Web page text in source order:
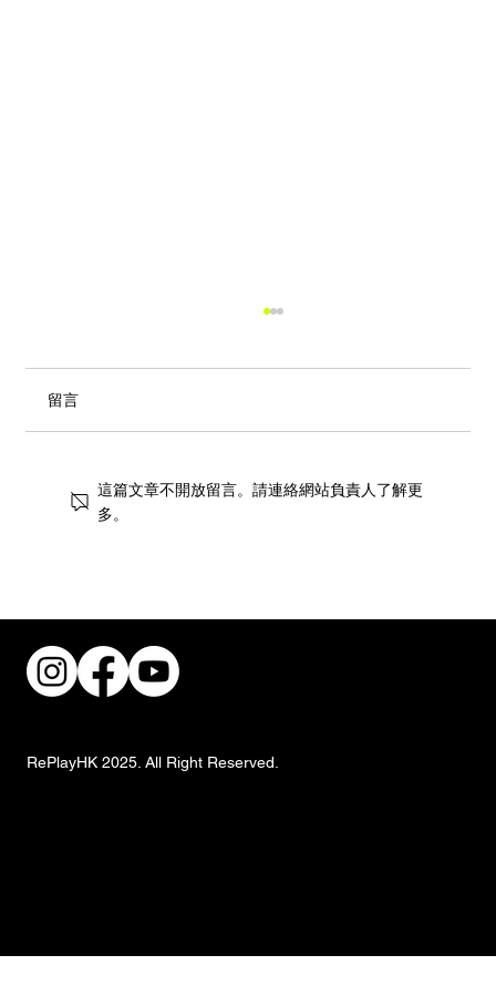
留言
這篇文章不開放留言。請連絡網站負責人了解更
多。
RePlayHK 2025. All Right Reserved.